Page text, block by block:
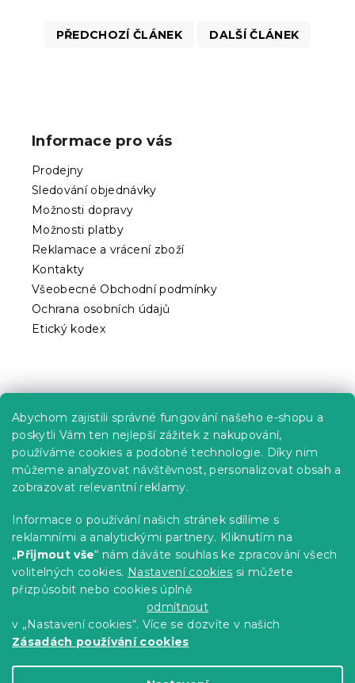
Abychom zajistili správné fungování našeho e-shopu a
poskytli Vám ten nejlepší zážitek z nakupování,
používáme cookies a podobné technologie. Díky nim
můžeme analyzovat návštěvnost, personalizovat obsah a
zobrazovat relevantní reklamy.
Informace o používání našich stránek sdílíme s
reklamními a analytickými partnery. Kliknutím na
„Přijmout vše“ nám dáváte souhlas ke zpracování všech
volitelných cookies. Nastavení cookies si můžete
přizpůsobit nebo cookies úplně
odmítnout
v „Nastavení cookies“. Více se dozvíte v našich
Zásadách používání cookies
PŘEDCHOZÍ ČLÁNEK DALŠÍ ČLÁNEK
Informace pro vás
Prodejny
Sledování objednávky
Možnosti dopravy
Možnosti platby
Reklamace a vrácení zboží
Kontakty
Všeobecné Obchodní podmínky
Ochrana osobních údajů
Etický kodex
Kariéra
Poptávky a B2B spolupráce
Proč se u nás registrovat?
Věrnostní program - Sleva až 10 %
Návody
Tabulky velikostí
Blog